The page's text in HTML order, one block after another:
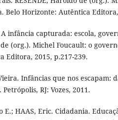
Belo Horizonte: Autêntica
infância capturada: escola,
(org.). Michel Foucault: o
Editora, 2015, p.217-239.
Infâncias que nos escapam:
RJ: Vozes, 2011.
E.; HAAS, Eric. Cidadania.